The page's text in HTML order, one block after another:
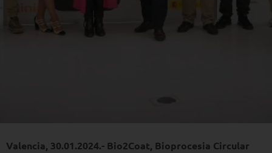
Valencia, 30.01.2024.- Bio2Coat, Bioprocesia Circular